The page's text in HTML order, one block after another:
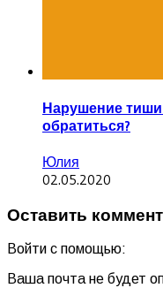
Нарушение
обратиться?
Юлия
02.05.2020
Оставить
Войти с помощью:
Ваша почта не будет